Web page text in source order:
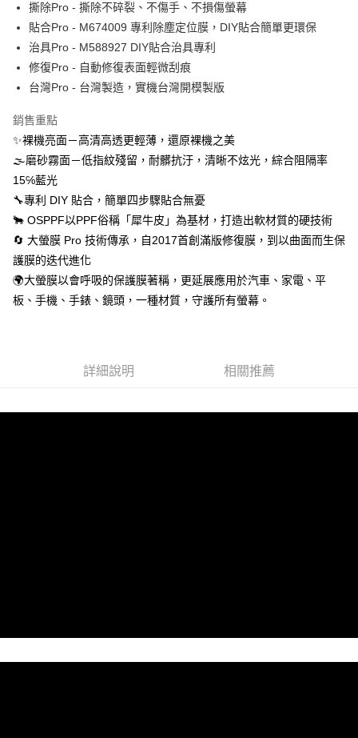
每筆NT$55，滿NT$390(含以上)免運費
國際配送
撕除Pro - 撕除不碎裂、不傷手、不損傷螢幕
貼合Pro - M674009 專利除塵定位膜，DIY貼合簡單更環保
治具Pro - M588927 DIY貼合治具專利
修復Pro - 自動修復表面輕微刮痕
台灣Pro - 台灣製造，實機台灣開模製版
銷售重點
✨裸機亮面－高清高透更輕薄，還原裸機之美
🌫磨砂霧面－低指紋殘留，耐髒抗汙，清晰不炫光，綜合阻隔率
15℅藍光
🔧專利 DIY 貼合，簡單四步驟貼合無憂
🐂 OSPPF以PPF俗稱「犀牛皮」為基材，打造出軟材質的硬技術
🔄 大螢膜 Pro 技術傳承，自2017首創滿版修復膜，到以曲面而生保
護膜的迭代進化
🌍大螢膜以會呼吸的保護膜著稱，更延展應用於汽車、家電、平
板、手機、手錶、鏡頭，一種材質，守護所有螢幕。
詳細說明 相關推薦